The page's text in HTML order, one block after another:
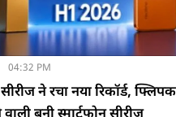
04:32 PM
ने रचा नया रिकॉर्ड,